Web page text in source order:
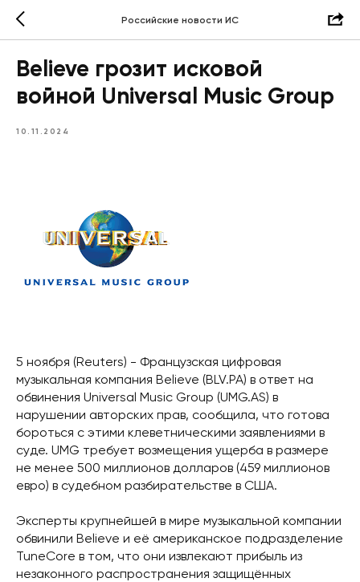
Российские новости ИС
Believe грозит исковой
войной Universal Music Group
10.11.2024
5 ноября (Reuters) - Французская цифровая
музыкальная компания Believe (BLV.PA) в ответ на
обвинения Universal Music Group (UMG.AS) в
нарушении авторских прав, сообщила, что готова
бороться с этими клеветническими заявлениями в
суде. UMG требует возмещения ущерба в размере
не менее 500 миллионов долларов (459 миллионов
евро) в судебном разбирательстве в США.
Эксперты крупнейшей в мире музыкальной компании
обвинили Believe и её американское подразделение
TuneCore в том, что они извлекают прибыль из
незаконного распространения защищённых